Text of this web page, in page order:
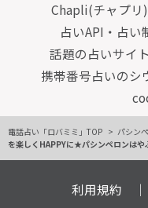
Chapli(チャプリ
占いAPI・占
話題の占いサイ
携帯番号占いのシ
電話占い「ロバミミ」TOP パシン
を楽しくHAPPYに★パシンペロンはや
利用規約